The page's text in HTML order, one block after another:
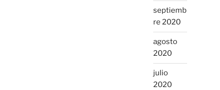
septiemb
re 2020
agosto
2020
julio
2020